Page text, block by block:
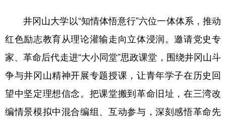
井冈山大学以“知情体悟意行”六位一体体系，推动
红色励志教育从理论灌输走向立体浸润。邀请党史专
家、革命后代走进“大小同堂”思政课堂，围绕井冈山斗
争与井冈山精神开展专题授课，让青年学子在历史回
望中坚定理想信念。把课堂搬到革命旧址，在三湾改
编情景模拟中混合编组、互动参与，深刻感悟革命先